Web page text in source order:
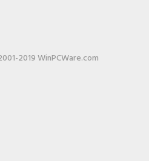
2019 WinPCWare.com